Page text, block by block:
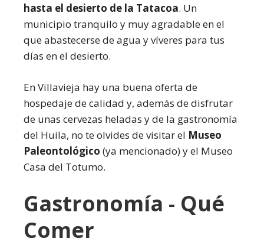
hasta el desierto de la Tatacoa. Un
municipio tranquilo y muy agradable en el
que abastecerse de agua y víveres para tus
días en el desierto.
En Villavieja hay una buena oferta de
hospedaje de calidad y, además de disfrutar
de unas cervezas heladas y de la gastronomía
del Huila, no te olvides de visitar el Museo
Paleontológico (ya mencionado) y el Museo
Casa del Totumo.
Gastronomía - Qué
Comer